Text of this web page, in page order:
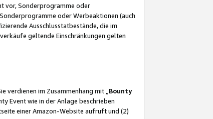
vor, Sonderprogramme oder
oder Werbeaktionen (auch
Ausschlusstatbestände, die im
geltende Einschränkungen gelten
verdienen im Zusammenhang mit „ Bounty
Event wie in der Anlage beschrieben
einer Amazon-Website aufruft und (2)